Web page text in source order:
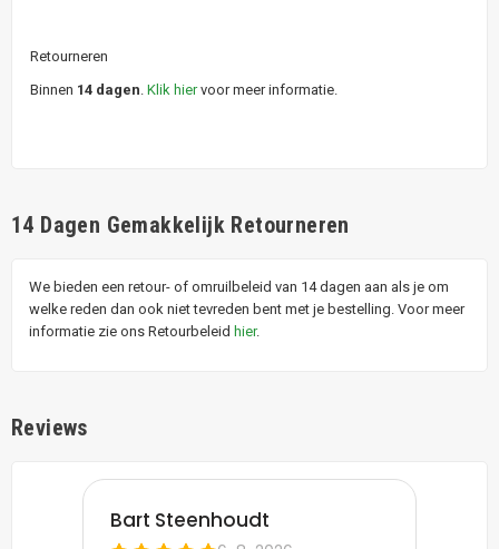
Retourneren
Binnen 14 dagen Klik hiervoor meer informatie.
14 Dagen Gemakkelijk Retourneren
We bieden een retour- of omruilbeleid van 14 dagen aan als je om
welke reden dan ook niet tevreden bent met je bestelling. Voor meer
informatie zie ons Retourbeleid hier.
Reviews